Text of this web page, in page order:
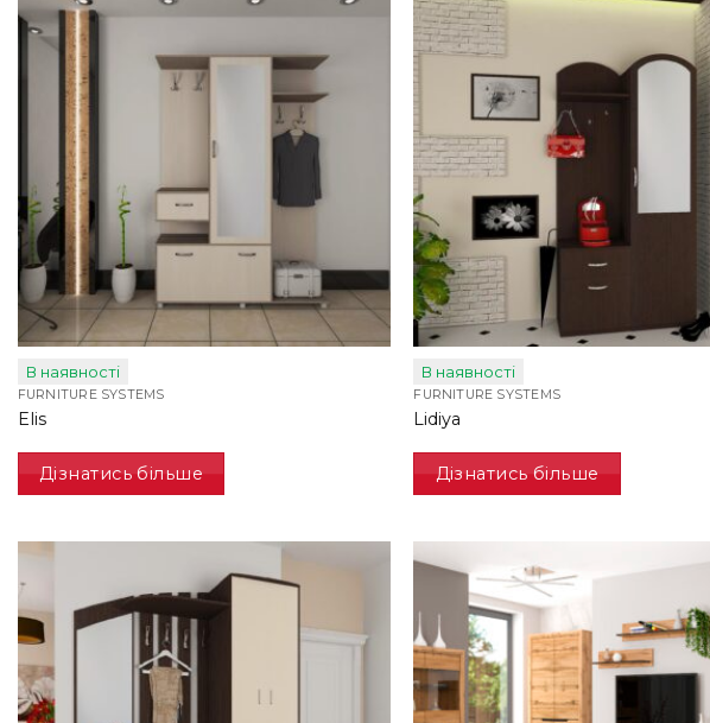
В наявності
FURNITURE SYSTEMS
Elis
Дізнатись більше
В наявності
FURNITURE SYSTEMS
Lidiya
Дізнатись більше